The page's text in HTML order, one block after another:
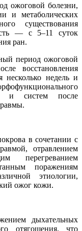
ожоговой болезни,
и метаболических
существования
― с 5–11 суток
ран.
период ожоговой
восстановления
несколько недель и
и систем после
в сочетании с
отравлением
перегреванием
поражениям
этиологии,
ожог кожи.
дыхательных
отягощения, что